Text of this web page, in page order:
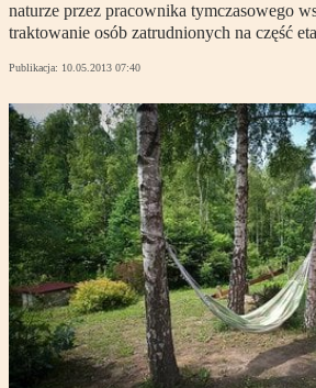
naturze przez pracownika tymczasowego
traktowanie osób zatrudnionych na część
Publikacja: 10.05.2013 07:40